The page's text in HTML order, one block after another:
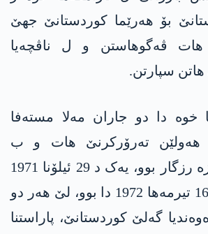
بۆ ھەرێما کوردستانێ جھێ
ھات ڤەگوھاستن و ل ناڤچەیا
سپارتن.
خوە دا دو جاران مەلا مستەفا
ھەولێن تەرۆرکرنێ ھات و ب
ئاوایەکی مۆعجیزە رزگار بوو، یەک د 29 ئیلۆنا 1971
و یا دویەم ژی د 16 تیرمەھا 1972 دا بوو، لێ ھەر دو
گەلێ کوردستانێ، پاراستنا